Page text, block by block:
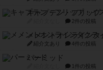
キャプテン・フリッ
2件の投稿
メメントオンラインタ
紹介文あり 4件の投稿
パーミッド
1件の投稿